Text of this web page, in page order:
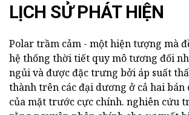
LỊCH SỬ PHÁT HIỆN
Polar trầm cảm - một hiện tượng mà
hệ thống thời tiết quy mô tương đối
ngủi và được đặc trưng bởi áp suất
thành trên các đại dương ở cả hai bán
của mặt trước cực chính. nghiên cứu